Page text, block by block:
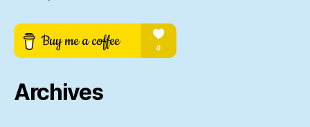
Archives